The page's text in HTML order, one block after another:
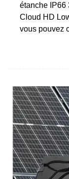
étanche IP66
Cloud HD
vous pouvez